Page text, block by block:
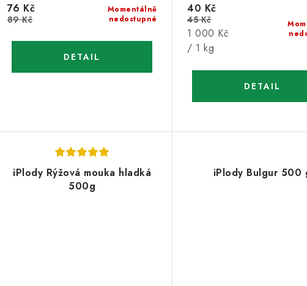
Momentálně
nedostupné
76 Kč
89 Kč
40 Kč
45 Kč
Měrná
cena:
1 000 Kč
/ 1 kg
iPlody Rýžová mouka hladká
500g
iPlody Bulgur 500